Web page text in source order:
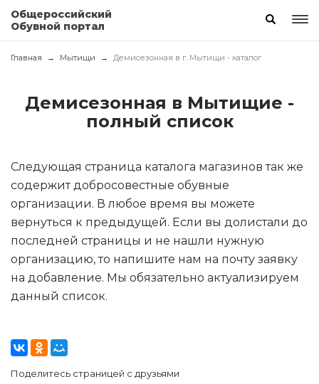
Общероссийский
Обувной портал
Главная Мытищи Демисезонная в г. Мытищи - каталог
Демисезонная в Мытищие -
полный список
Следующая страница каталога магазинов так же
содержит добросовестные обувные
организации. В любое время вы можете
вернуться к предыдущей. Если вы долистали до
последней страницы и не нашли нужную
организацию, то напишите нам на почту заявку
на добавление. Мы обязательно актуализируем
данный список.
Поделитесь страницей с друзьями